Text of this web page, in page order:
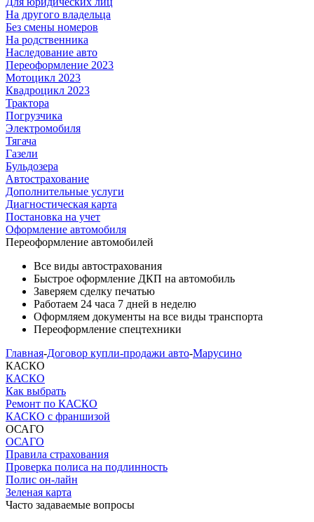
На другого владельца
Без смены номеров
На родственника
Наследование авто
Переоформление 2023
Мотоцикл 2023
Квадроцикл 2023
Трактора
Погрузчика
Электромобиля
Тягача
Газели
Бульдозера
Автострахование
Дополнительные услуги
Диагностическая карта
Постановка на учет
Оформление автомобиля
Переоформление автомобилей
Все виды автострахования
Быстрое оформление ДКП на автомобиль
Заверяем сделку печатью
Работаем 24 часа 7 дней в неделю
Оформляем документы на все виды транспорта
Переоформление спецтехники
Главная-Договор купли-продажи авто-Марусино
КАСКО
КАСКО
Как выбрать
Ремонт по КАСКО
КАСКО с франшизой
ОСАГО
ОСАГО
Правила страхования
Проверка полиса на подлинность
Полис он-лайн
Зеленая карта
Часто задаваемые вопросы